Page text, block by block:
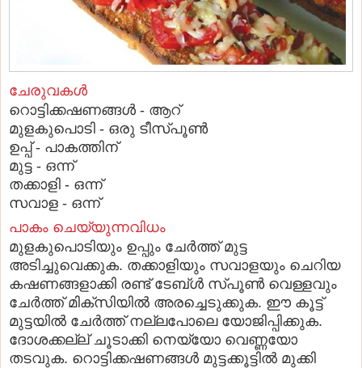
ചേരുവകള്‍
റൊട്ടിക്കഷണങ്ങള്‍ - ആറ്
മുളകുപൊടി - ഒരു ടീസ്പൂണ്‍
ഉപ്പ് - പാകത്തിന്
മുട്ട - ഒന്ന്
തക്കാളി - ഒന്ന്
സവാള - ഒന്ന്
പാകം ചെയ്യുന്നവിധം
മുളകുപൊടിയും ഉപ്പും ചേര്‍ത്ത് മുട്ട
അടിച്ചുവെക്കുക. തക്കാളിയും സവാളയും ചെറിയ
കഷണങ്ങളാക്കി രണ്ട് ടേബ്ള്‍ സ്പൂണ്‍ വെള്ളവും
ചേര്‍ത്ത് മിക്സിയില്‍ അരച്ചെടുക്കുക. ഈ കൂട്ട്
മുട്ടയില്‍ ചേര്‍ത്ത് നല്ലപോലെ യോജിപ്പിക്കുക.
ദോശക്കല്ല് ചൂടാക്കി നെയ്യോ വെണ്ണയോ
തടവുക. റൊട്ടിക്കഷണങ്ങള്‍ മുട്ടക്കൂട്ടില്‍ മുക്കി